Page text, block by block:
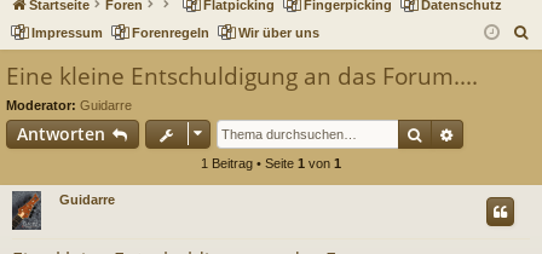
llz
riff
rie
Startseite Foren Flatpicking Fingerpicking
Datenschutz
Impressum
Forenregeln Wir über uns
Eine kleine Entschuldigung an das Forum....
Moderator: Guidarre
Antworten Suche
1 Beitrag • Seite 1 von 1
Guidarre